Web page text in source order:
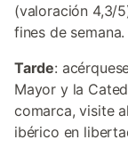
(valoración 4,3/
fines de semana.
Tarde:
Mayor y la
comarca, visite
ibérico en